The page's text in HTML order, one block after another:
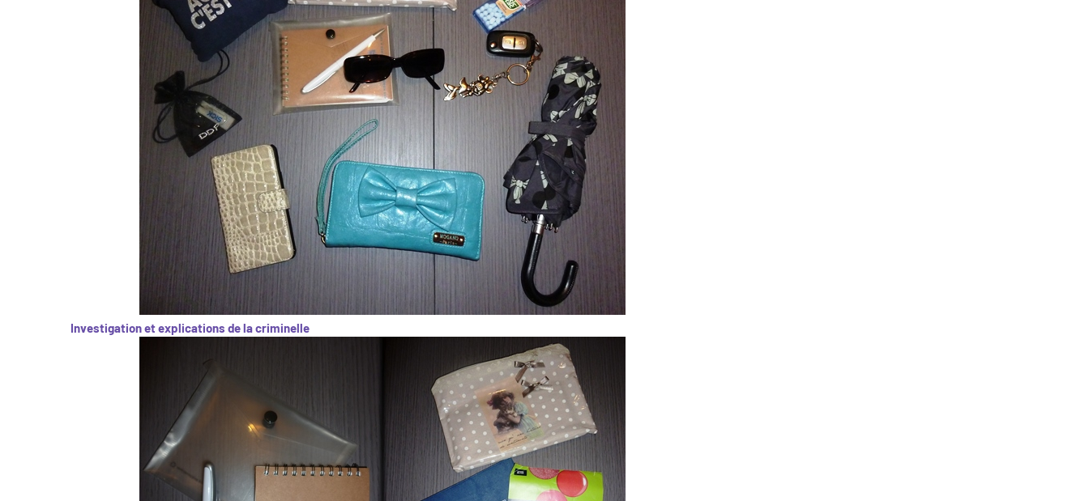
Investigation et explications de la criminelle